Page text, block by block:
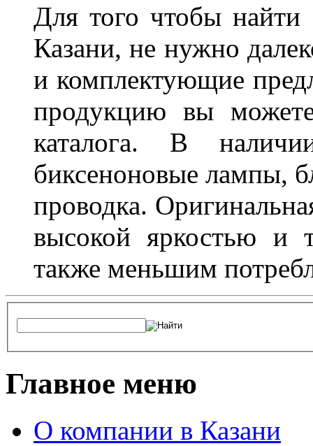
Для того чтобы
Казани, не нужно
и комплектующие
продукцию вы
каталога. В
биксеноновые лампы,
проводка.
высокой яркостью и
также меньшим
Главное меню
О компании в Казани